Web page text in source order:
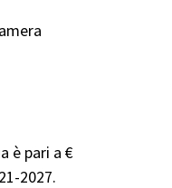
è pari a €
2027.